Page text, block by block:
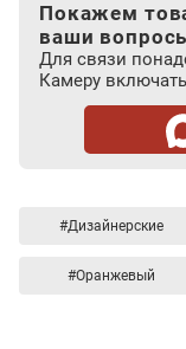
Покажем
ваши
Для связи
Камеру
#Дизайнерские
#Оранжевый